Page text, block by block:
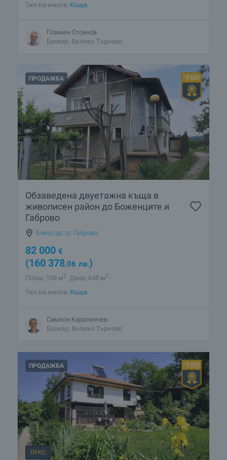
Тип на имота: Къща
Пламен Стоянов
Брокер, Велико Търново
ПРОДАЖБА
Обзаведена двуетажна къща в
живописен район до Боженците и
Габрово
Близо до гр. Габрово
82 000 €
(160 378,06 лв.)
Площ: 108 м2 Двор: 648 м2
Тип на имота: Къща
Симеон Карапенчев
Брокер, Велико Търново
ПРОДАЖБА
ЛУКС